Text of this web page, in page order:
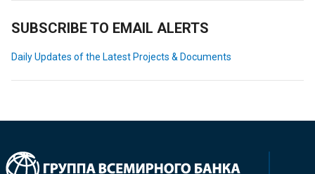
SUBSCRIBE TO EMAIL ALERTS
Daily Updates of the Latest Projects & Documents